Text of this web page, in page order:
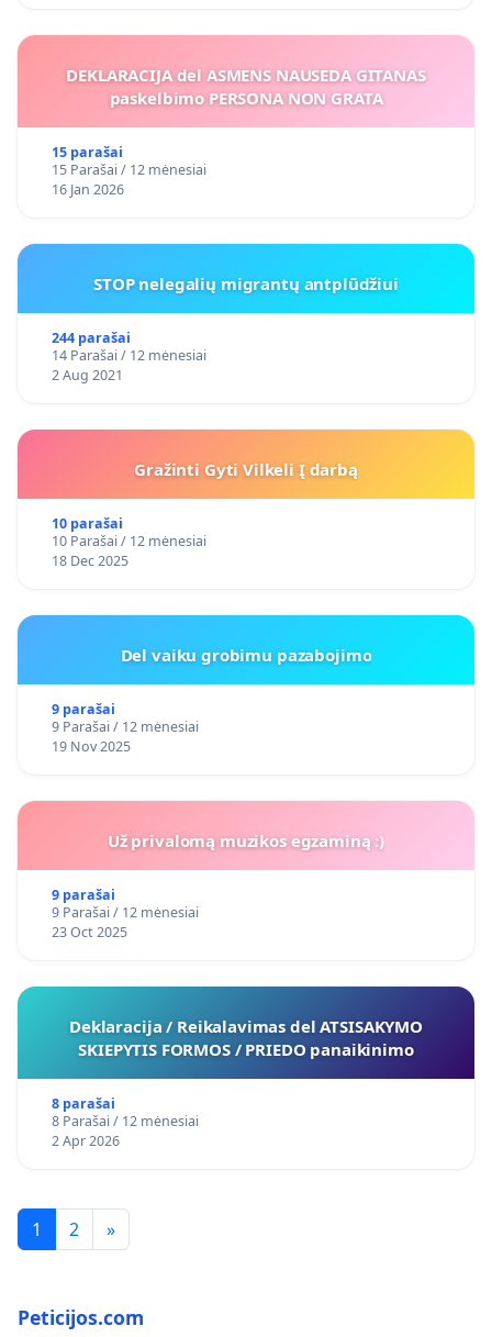
DEKLARACIJA del ASMENS NAUSEDA GITANAS
paskelbimo PERSONA NON GRATA
15 parašai
15 Parašai / 12 mėnesiai
16 Jan 2026
STOP nelegalių migrantų antplūdžiui
244 parašai
14 Parašai / 12 mėnesiai
2 Aug 2021
Gražinti Gyti Vilkeli Į darbą
10 parašai
10 Parašai / 12 mėnesiai
18 Dec 2025
Del vaiku grobimu pazabojimo
9 parašai
9 Parašai / 12 mėnesiai
19 Nov 2025
Už privalomą muzikos egzaminą :)
9 parašai
9 Parašai / 12 mėnesiai
23 Oct 2025
Deklaracija / Reikalavimas del ATSISAKYMO
SKIEPYTIS FORMOS / PRIEDO panaikinimo
8 parašai
8 Parašai / 12 mėnesiai
2 Apr 2026
1 2 »
Peticijos.com